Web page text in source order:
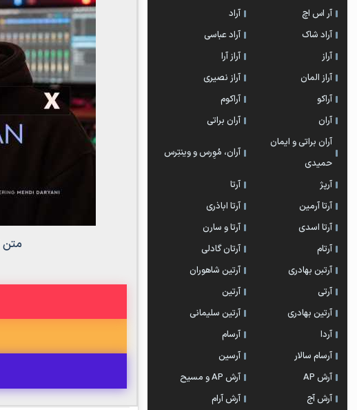
متن
آر اس اچ
آراد
آراد شاک
آراد عباسی
آراز
آراز آرا
آراز المان
آراز نصیری
آراکو
آراکوم
آران
آران براتی
آران براتی و ایمان
حمیدی
آران، مُوِرس و وینتِرس
آرپژ
آرتا
آرتا آرمین
آرتا اباذری
آرتا اسدی
آرتا و سارن
آرتام
آرتان گادلی
آرتبن بهادری
آرتين شاهوران
آرتی
آرتین
آرتین بهادری
آرتین سلیمانی
آردا
آرسام
آرسام سالار
آرسین
آرش AP
آرش AP و مسیح
آرش آج
آرش آرام